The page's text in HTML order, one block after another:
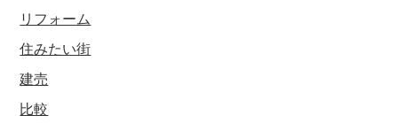
リフォーム
住みたい街
建売
比較